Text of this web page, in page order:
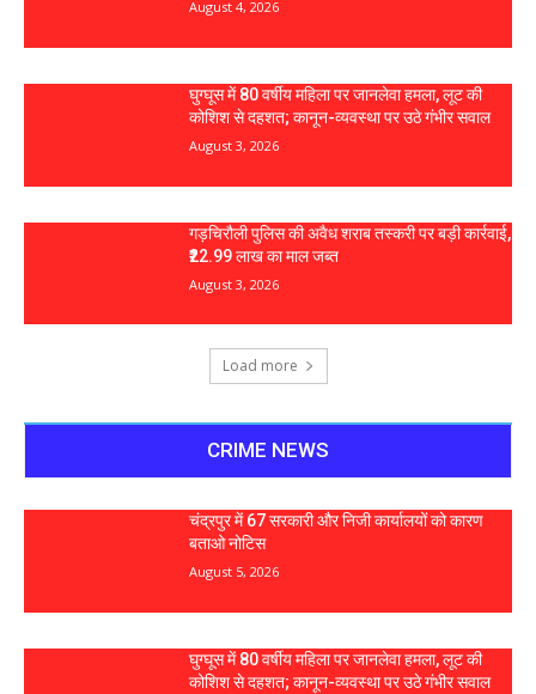
August 4, 2026
घुग्घूस में 80 वर्षीय महिला पर जानलेवा हमला, लूट की
कोशिश से दहशत; कानून-व्यवस्था पर उठे गंभीर सवाल
August 3, 2026
गड़चिरौली पुलिस की अवैध शराब तस्करी पर बड़ी कार्रवाई,
₹22.99 लाख का माल जब्त
August 3, 2026
Load more
CRIME NEWS
चंद्रपुर में 67 सरकारी और निजी कार्यालयों को कारण
बताओ नोटिस
August 5, 2026
घुग्घूस में 80 वर्षीय महिला पर जानलेवा हमला, लूट की
कोशिश से दहशत; कानून-व्यवस्था पर उठे गंभीर सवाल